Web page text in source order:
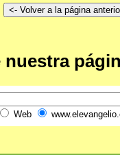
nuestra
Web